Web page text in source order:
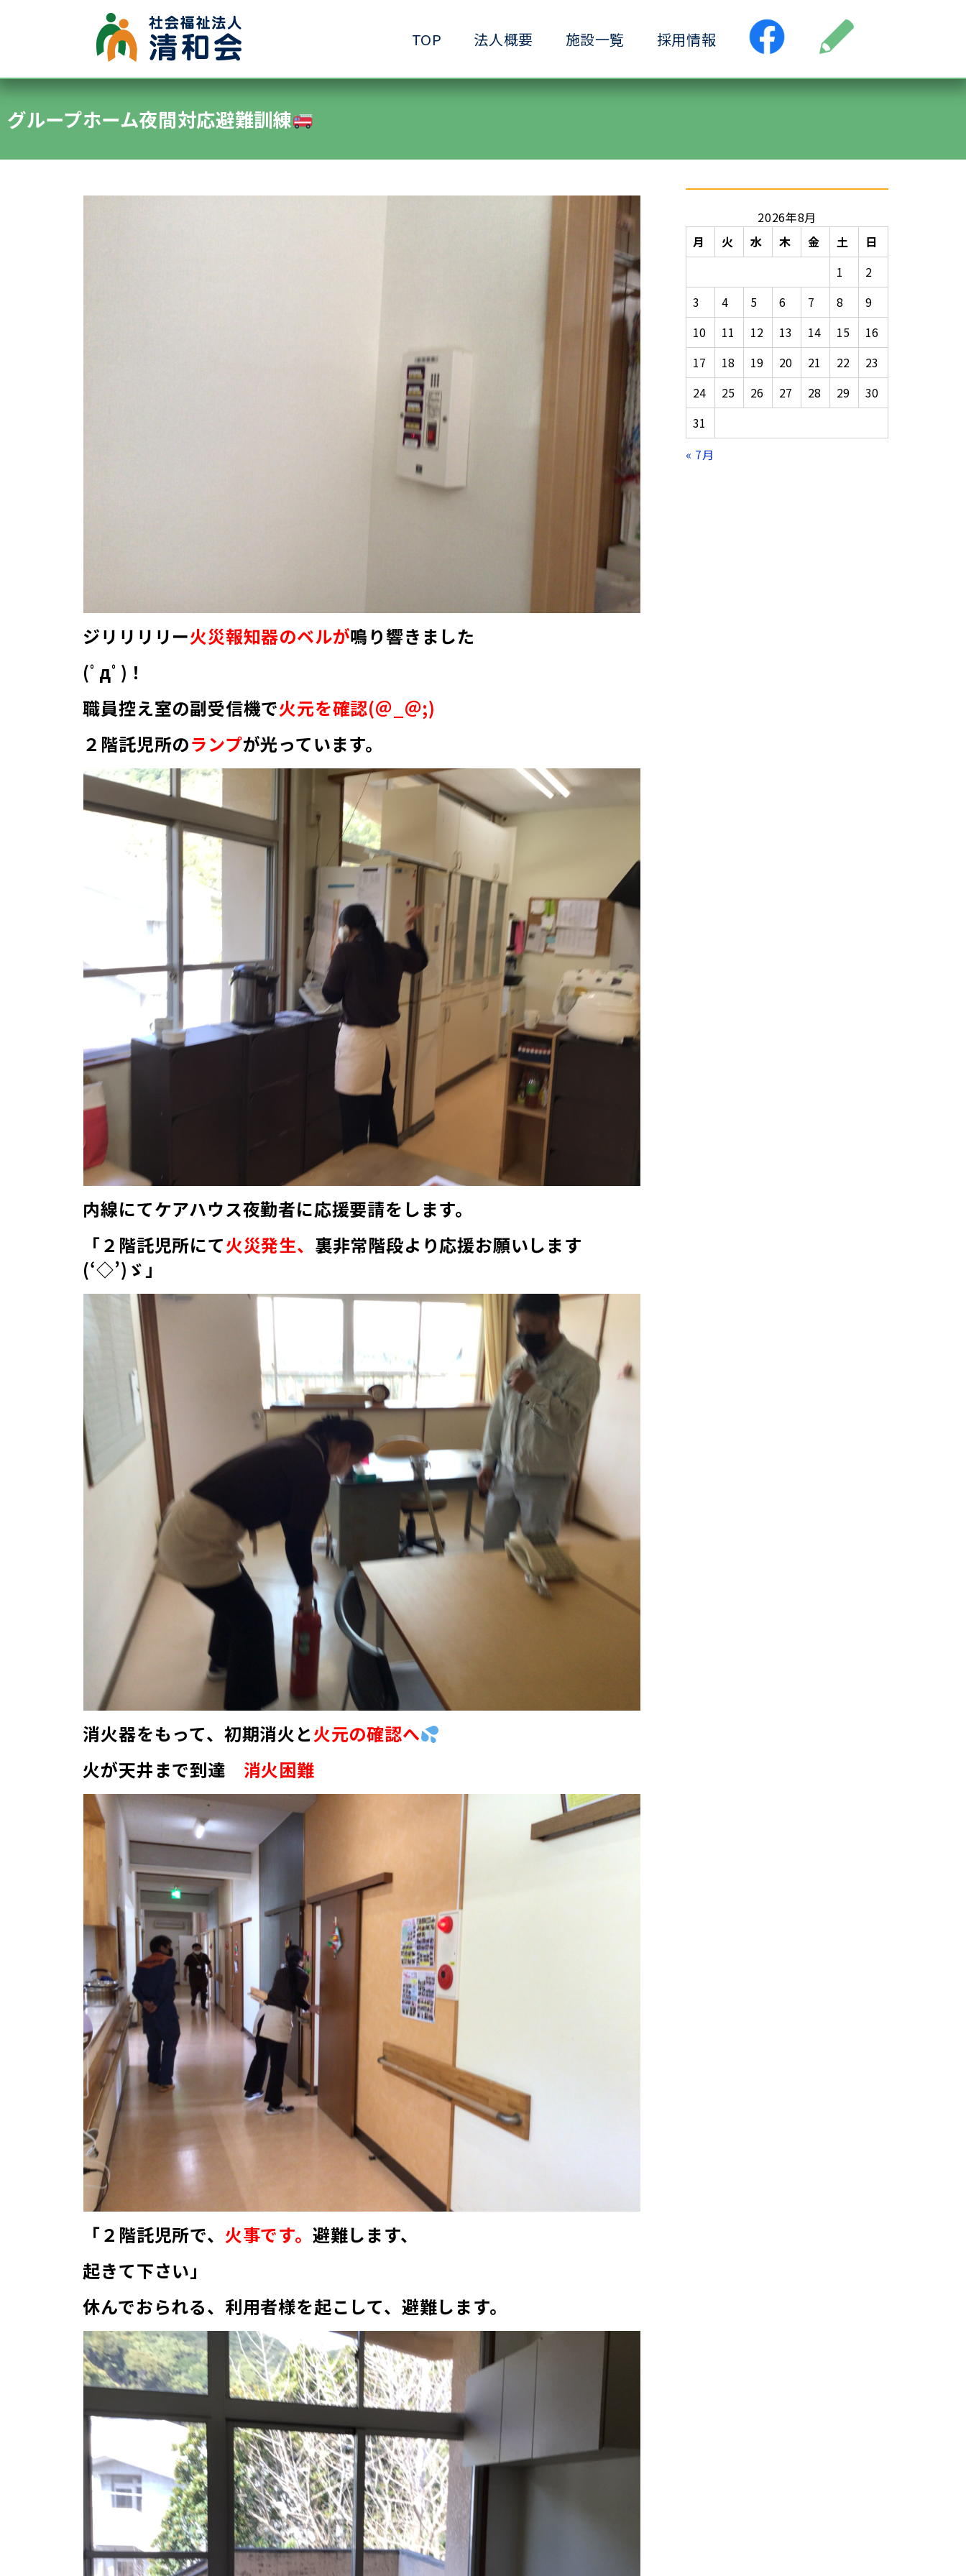
TOP 法人概要 施設一覧
●グループホーム ●小規模ケアハウス ●共生サービスホーム
●居宅介護支援事業所
●施設内保育所
●特別養護老人ホーム清水ヶ丘 ●ショートステイ清水ヶ丘 ●生活支援ホーム清水ヶ丘
●認知症デイサービス清水ヶ丘
採用情報
グループホーム夜間対応避難訓練
ジリリリリー火災報知器のベルが鳴り響きました
(ﾟдﾟ)！
職員控え室の副受信機で火元を確認(＠_＠;)
２階託児所のランプが光っています。
内線にてケアハウス夜勤者に応援要請をします。
「２階託児所にて火災発生、 裏非常階段より応援お願いします
(‘◇’)ゞ」
消火器をもって、初期消火と火元の確認へ
火が天井まで到達 消火困難
「２階託児所で、 火事です。 避難します、
起きて下さい」
休んでおられる、利用者様を起こして、避難します。
2026年8月
月
火 水 木 金 土
日
1
2
3
4 5 6 7 8
9
10
11 12 13 14 15
16
17
18 19 20 21 22
23
24
25 26 27 28 29
30
31
« 7月